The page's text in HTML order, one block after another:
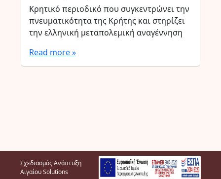
Κρητικό περιοδικό που συγκεντρώνει την
πνευματικότητα της Κρήτης και στηρίζει
την ελληνική μεταπολεμική αναγέννηση
Read more »
Σχεδιασμός Ανάπτυξη
Αιγαίου Solutions